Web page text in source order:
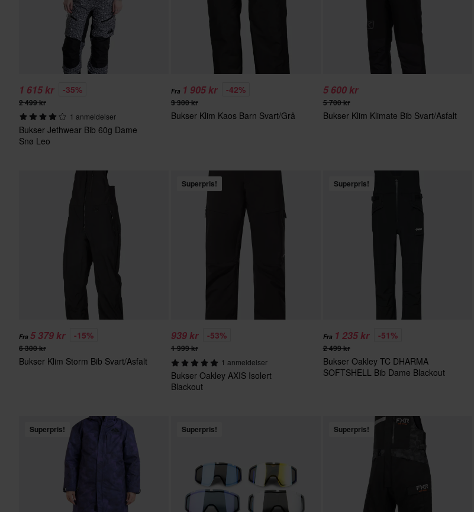
1 615 kr -35%
2 499 kr
1 anmeldelser
Bukser Jethwear Bib 60g Dame
Snø Leo
Fra 1 905 kr -42%
3 300 kr
Bukser Klim Kaos Barn Svart/Grå
5 600 kr
5 700 kr
Bukser Klim Klimate Bib Svart/Asfalt
Fra 5 379 kr -15%
6 300 kr
Bukser Klim Storm Bib Svart/Asfalt
Superpris!
939 kr -53%
1 999 kr
1 anmeldelser
Bukser Oakley AXIS Isolert
Blackout
Superpris!
Fra 1 235 kr -51%
2 499 kr
Bukser Oakley TC DHARMA
SOFTSHELL Bib Dame Blackout
Superpris! Superpris! Superpris!